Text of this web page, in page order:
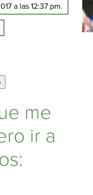
a las 12:37 pm.
me
ir a